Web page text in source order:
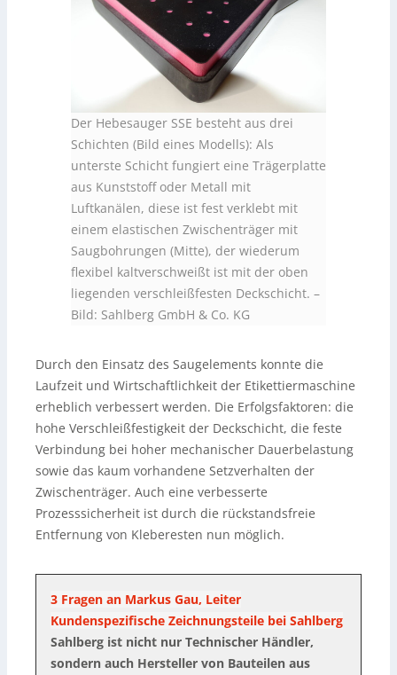
Der Hebesauger SSE besteht aus drei
Schichten (Bild eines Modells): Als
unterste Schicht fungiert eine Trägerplatte
aus Kunststoff oder Metall mit
Luftkanälen, diese ist fest verklebt mit
einem elastischen Zwischenträger mit
Saugbohrungen (Mitte), der wiederum
flexibel kaltverschweißt ist mit der oben
liegenden verschleißfesten Deckschicht. –
Bild: Sahlberg GmbH & Co. KG
Durch den Einsatz des Saugelements konnte die
Laufzeit und Wirtschaftlichkeit der Etikettiermaschine
erheblich verbessert werden. Die Erfolgsfaktoren: die
hohe Verschleißfestigkeit der Deckschicht, die feste
Verbindung bei hoher mechanischer Dauerbelastung
sowie das kaum vorhandene Setzverhalten der
Zwischenträger. Auch eine verbesserte
Prozesssicherheit ist durch die rückstandsfreie
Entfernung von Kleberesten nun möglich.
3 Fragen an Markus Gau, Leiter
Kundenspezifische Zeichnungsteile bei Sahlberg
Sahlberg ist nicht nur Technischer Händler,
sondern auch Hersteller von Bauteilen aus